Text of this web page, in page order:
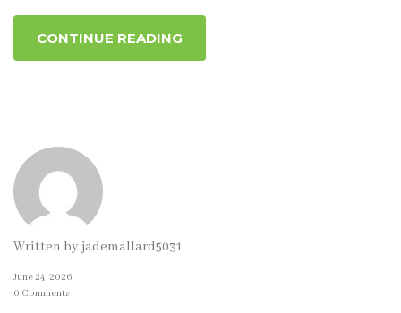
CONTINUE READING
Written byjademallard5031
June 24, 2026
0 Comments